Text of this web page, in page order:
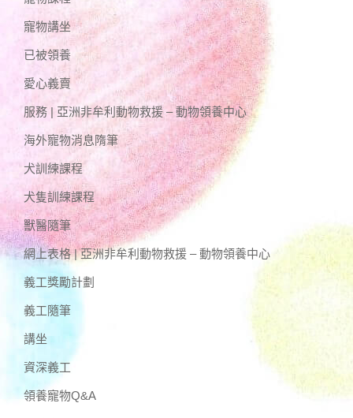
寵物講坐
已被領養
愛心義賣
服務 | 亞洲非牟利動物救援 – 動物領養中心
海外寵物消息隋筆
犬訓練課程
犬隻訓練課程
獸醫隨筆
網上表格 | 亞洲非牟利動物救援 – 動物領養中心
義工獎勵計劃
義工隨筆
講坐
資深義工
領養寵物Q&A